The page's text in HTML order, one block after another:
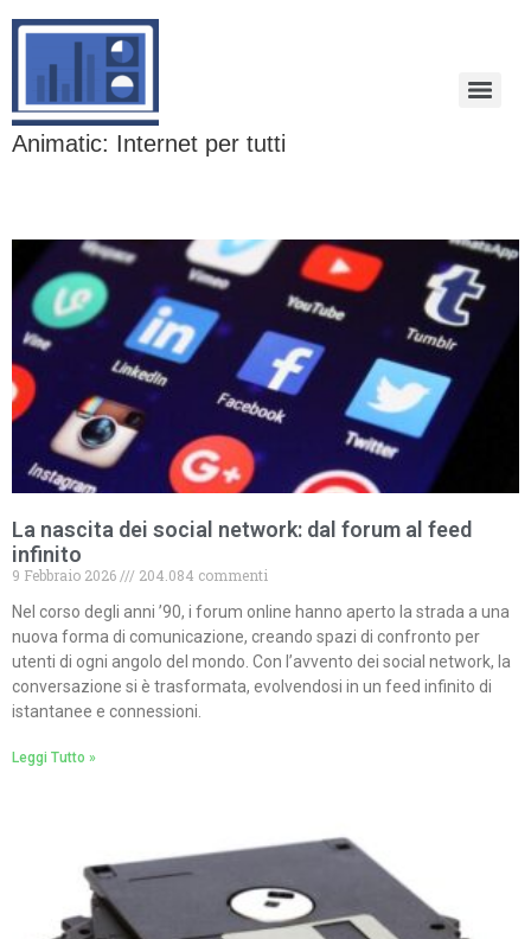
Animatic: Internet per tutti
La nascita dei social network: dal forum al feed
infinito
9 Febbraio 2026
204.084 commenti
Nel corso degli anni ’90, i forum online hanno aperto la strada a una
nuova forma di comunicazione, creando spazi di confronto per
utenti di ogni angolo del mondo. Con l’avvento dei social network, la
conversazione si è trasformata, evolvendosi in un feed infinito di
istantanee e connessioni.
Leggi Tutto »